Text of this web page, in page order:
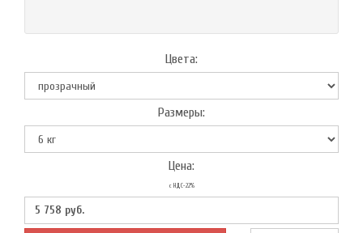
Цвета:
Размеры:
Цена:
с НДС-22%
5 758 руб.